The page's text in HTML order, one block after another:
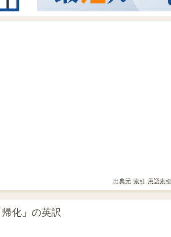
出典元 索引 用語索引
化」の英訳